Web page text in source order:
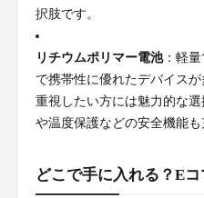
択肢です。
リチウムポリマー電池：軽量
で携帯性に優れたデバイス
重視したい方には魅力的な
や温度保護などの安全機能も
どこで手に入れる？E